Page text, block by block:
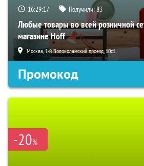
16:29:16 Получили:83
Любые товары во всей розничной
магазине Hoff
Москва, 1-й Волоколамский проезд, 10с1
Промокод
-20%